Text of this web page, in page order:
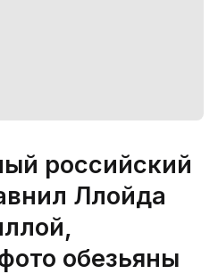
российский
Ллойда
обезьяны